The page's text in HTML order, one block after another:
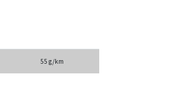
55 g/km